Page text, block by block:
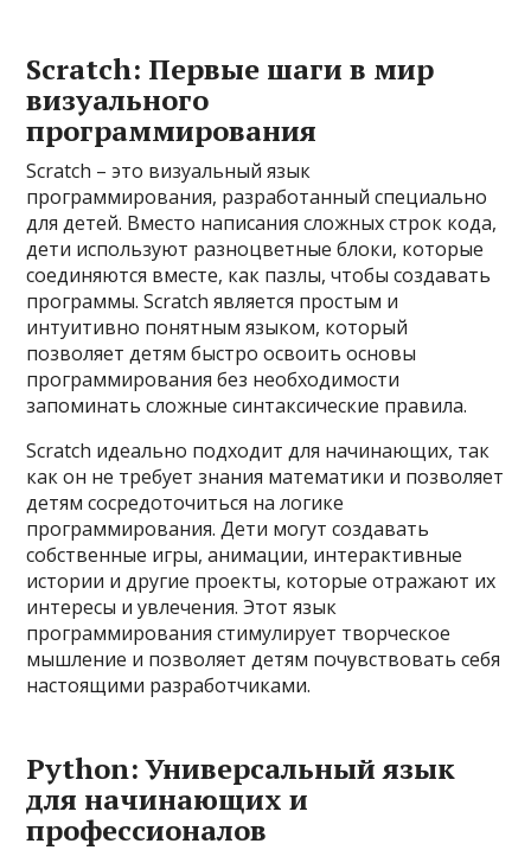
Scratch: Первые шаги в мир
визуального
программирования
Scratch – это визуальный язык
программирования, разработанный специально
для детей. Вместо написания сложных строк кода,
дети используют разноцветные блоки, которые
соединяются вместе, как пазлы, чтобы создавать
программы. Scratch является простым и
интуитивно понятным языком, который
позволяет детям быстро освоить основы
программирования без необходимости
запоминать сложные синтаксические правила.
Scratch идеально подходит для начинающих, так
как он не требует знания математики и позволяет
детям сосредоточиться на логике
программирования. Дети могут создавать
собственные игры, анимации, интерактивные
истории и другие проекты, которые отражают их
интересы и увлечения. Этот язык
программирования стимулирует творческое
мышление и позволяет детям почувствовать себя
настоящими разработчиками.
Python: Универсальный язык
для начинающих и
профессионалов